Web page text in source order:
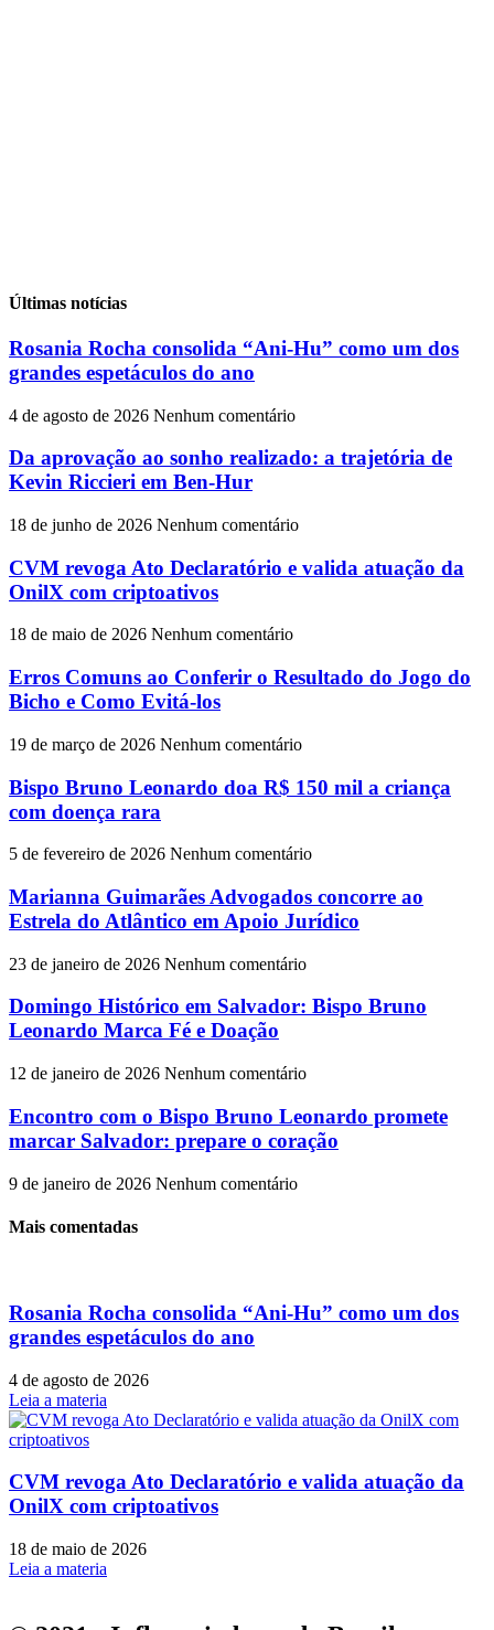
Últimas notícias
Rosania Rocha consolida “Ani-Hu” como um dos
grandes espetáculos do ano
4 de agosto de 2026 Nenhum comentário
Da aprovação ao sonho realizado: a trajetória de
Kevin Riccieri em Ben-Hur
18 de junho de 2026 Nenhum comentário
CVM revoga Ato Declaratório e valida atuação da
OnilX com criptoativos
18 de maio de 2026 Nenhum comentário
Erros Comuns ao Conferir o Resultado do Jogo do
Bicho e Como Evitá-los
19 de março de 2026 Nenhum comentário
Bispo Bruno Leonardo doa R$ 150 mil a criança
com doença rara
5 de fevereiro de 2026 Nenhum comentário
Marianna Guimarães Advogados concorre ao
Estrela do Atlântico em Apoio Jurídico
23 de janeiro de 2026 Nenhum comentário
Domingo Histórico em Salvador: Bispo Bruno
Leonardo Marca Fé e Doação
12 de janeiro de 2026 Nenhum comentário
Encontro com o Bispo Bruno Leonardo promete
marcar Salvador: prepare o coração
9 de janeiro de 2026 Nenhum comentário
Mais comentadas
Rosania Rocha consolida “Ani-Hu” como um dos
grandes espetáculos do ano
4 de agosto de 2026
Leia a materia
CVM revoga Ato Declaratório e valida atuação da
OnilX com criptoativos
18 de maio de 2026
Leia a materia